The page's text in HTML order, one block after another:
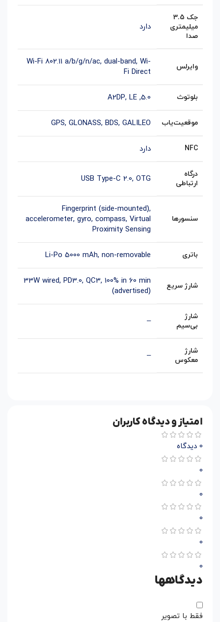
جک 3.5
میلیمتری
صدا
دارد
وایرلس
Wi-Fi 802.11 a/b/g/n/ac, dual-band, Wi-
Fi Direct
بلوتوث 5.0
,
A2DP, LE
موقعیت‌یاب GPS, GLONASS, BDS, GALILEO
NFC دارد
درگاه
ارتباطی
USB Type-C 2.0, OTG
سنسورها
Fingerprint (side-mounted),
accelerometer, gyro, compass, Virtual
Proximity Sensing
باتری Li-Po 5000 mAh, non-removable
شارژ سریع
33W wired, PD3.0, QC3, 100% in 60 min
(advertised)
شارژ
بی‌سیم
–
شارژ
معکوس
–
امتیاز و دیدگاه کاربران
0 دیدگاه
0
0
0
0
0
دیدگاهها
فقط با تصویر